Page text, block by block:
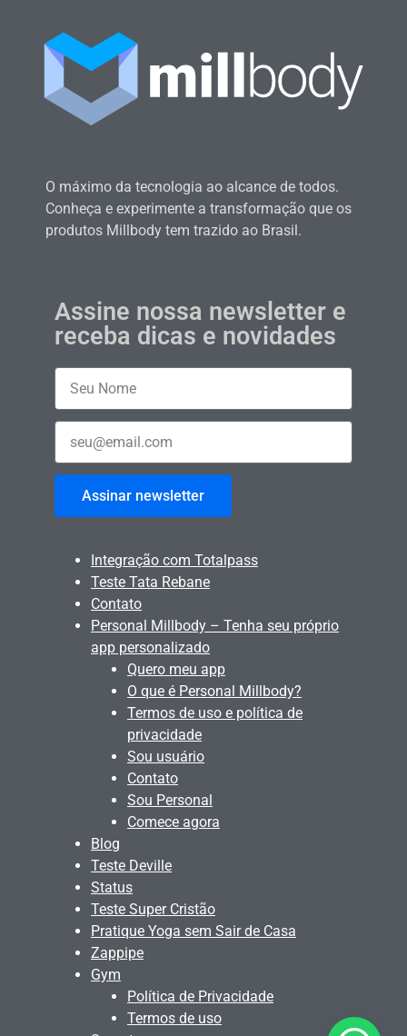
O máximo da tecnologia ao alcance de todos.
Conheça e experimente a transformação que os
produtos Millbody tem trazido ao Brasil.
Assine nossa newsletter e
receba dicas e novidades
Assinar newsletter
Integração com Totalpass
Teste Tata Rebane
Contato
Personal Millbody – Tenha seu próprio
app personalizado
Quero meu app
O que é Personal Millbody?
Termos de uso e política de
privacidade
Sou usuário
Contato
Sou Personal
Comece agora
Blog
Teste Deville
Status
Teste Super Cristão
Pratique Yoga sem Sair de Casa
Zappipe
Gym
Política de Privacidade
Termos de uso